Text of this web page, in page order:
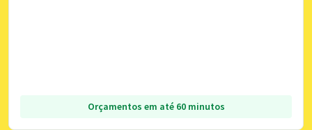
Orçamentos em até 60 minutos